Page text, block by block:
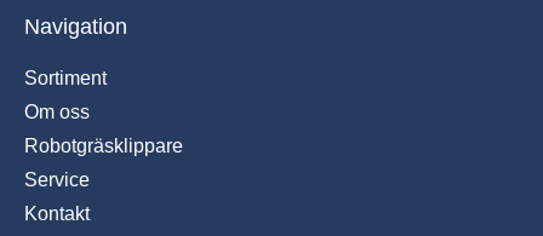
Navigation
Sortiment
Om oss
Robotgräsklippare
Service
Kontakt